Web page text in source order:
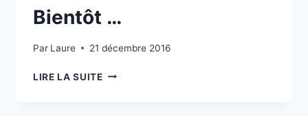
Bientôt …
Par Laure 21 décembre 2016
LIRE LA SUITEBIENTÔT